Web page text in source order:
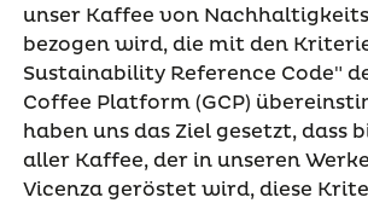
unser Kaffee von
bezogen wird, die mit den
Sustainability Reference Code"
Coffee Platform (GCP)
haben uns das Ziel gesetzt, dass
aller Kaffee, der in unseren
Vicenza geröstet wird, diese